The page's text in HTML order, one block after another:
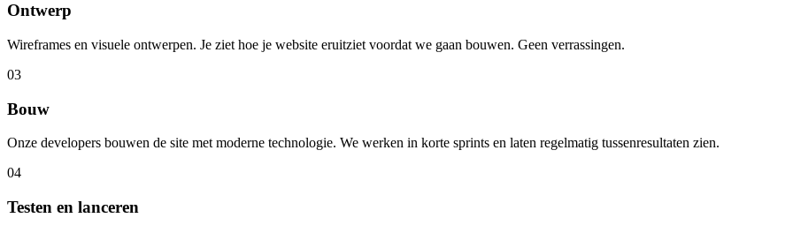
Ontwerp
Wireframes en visuele ontwerpen. Je ziet hoe je website eruitziet voordat we gaan bouwen. Geen verrassingen.
03
Bouw
Onze developers bouwen de site met moderne technologie. We werken in korte sprints en laten regelmatig tussenresultaten zien.
04
Testen en lanceren